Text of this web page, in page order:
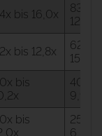
bis 16,0x
83,3
12,5
bis 12,8x
62,5
15,6
bis
40,0
9,9
bis
25,0
6,3